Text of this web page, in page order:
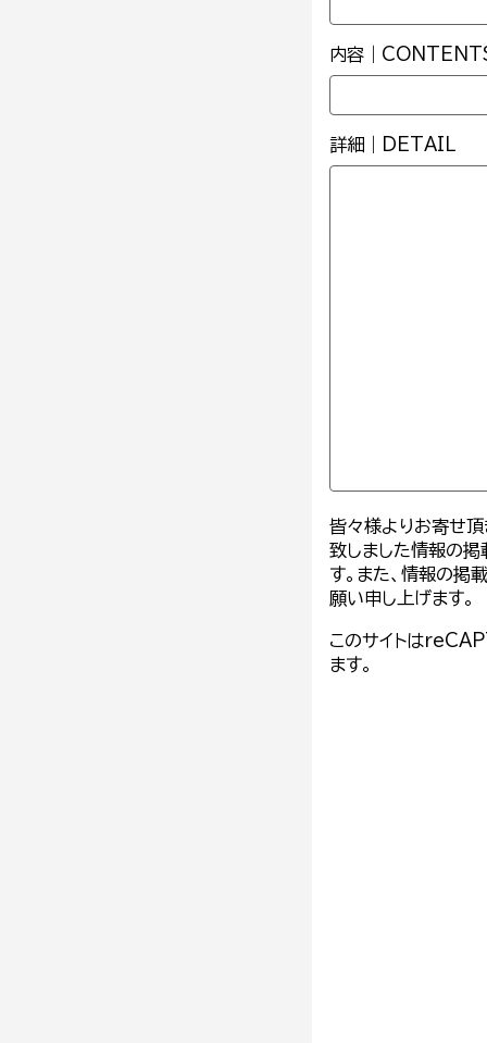
内容｜
詳細｜DETAIL
皆々様よりお寄せ頂
致しました情報の
す。また、情報の掲
願い申し上げます。
このサイトは
ます。